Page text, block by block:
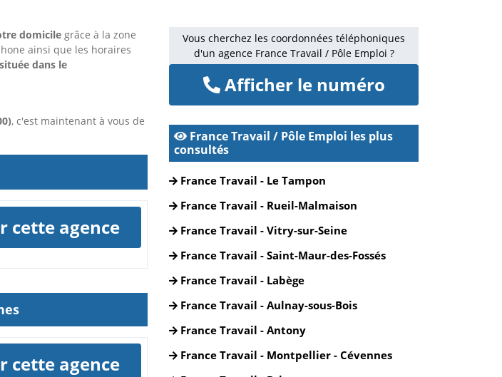
domicile grâce à la zone
ainsi que les horaires
dans le
, c'est maintenant à vous de
cette agence
cette agence
Vous cherchez les coordonnées téléphoniques
d'un agence France Travail / Pôle Emploi ?
Afficher le numéro
France Travail / Pôle Emploi les plus
consultés
France Travail - Le Tampon
France Travail - Rueil-Malmaison
France Travail - Vitry-sur-Seine
France Travail - Saint-Maur-des-Fossés
France Travail - Labège
France Travail - Aulnay-sous-Bois
France Travail - Antony
France Travail - Montpellier - Cévennes